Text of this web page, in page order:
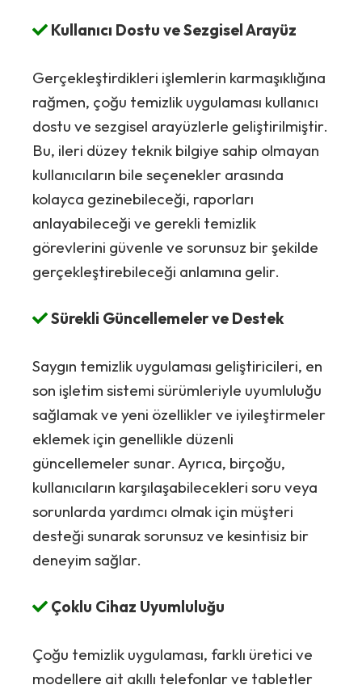
Kullanıcı Dostu ve Sezgisel Arayüz
Gerçekleştirdikleri işlemlerin karmaşıklığına
rağmen, çoğu temizlik uygulaması kullanıcı
dostu ve sezgisel arayüzlerle geliştirilmiştir.
Bu, ileri düzey teknik bilgiye sahip olmayan
kullanıcıların bile seçenekler arasında
kolayca gezinebileceği, raporları
anlayabileceği ve gerekli temizlik
görevlerini güvenle ve sorunsuz bir şekilde
gerçekleştirebileceği anlamına gelir.
Sürekli Güncellemeler ve Destek
Saygın temizlik uygulaması geliştiricileri, en
son işletim sistemi sürümleriyle uyumluluğu
sağlamak ve yeni özellikler ve iyileştirmeler
eklemek için genellikle düzenli
güncellemeler sunar. Ayrıca, birçoğu,
kullanıcıların karşılaşabilecekleri soru veya
sorunlarda yardımcı olmak için müşteri
desteği sunarak sorunsuz ve kesintisiz bir
deneyim sağlar.
Çoklu Cihaz Uyumluluğu
Çoğu temizlik uygulaması, farklı üretici ve
modellere ait akıllı telefonlar ve tabletler